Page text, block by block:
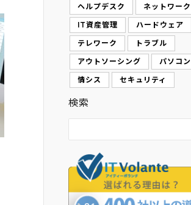
ヘルプデスク
ネットワーク
IT資産管理
ハードウェア
テレワーク
トラブル
アウトソーシング
パソコン
情シス
セキュリティ
検索